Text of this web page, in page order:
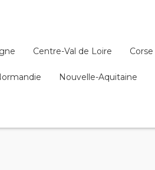
Centre-Val de Loire Corse
Nouvelle-Aquitaine